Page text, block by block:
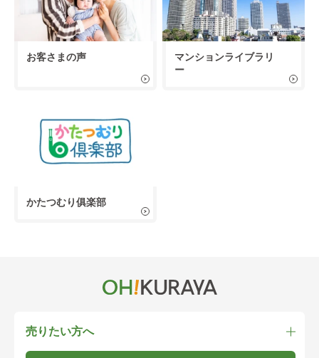
お客さまの声
マンションライブラリ
ー
かたつむり俱楽部
売りたい方へ